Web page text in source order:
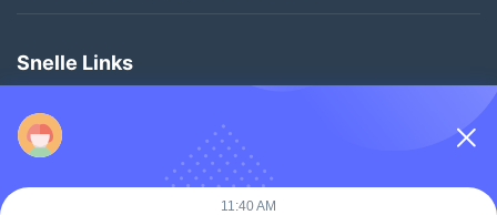
Snelle Links
Thuis
Producten
Video's
11:40 AM